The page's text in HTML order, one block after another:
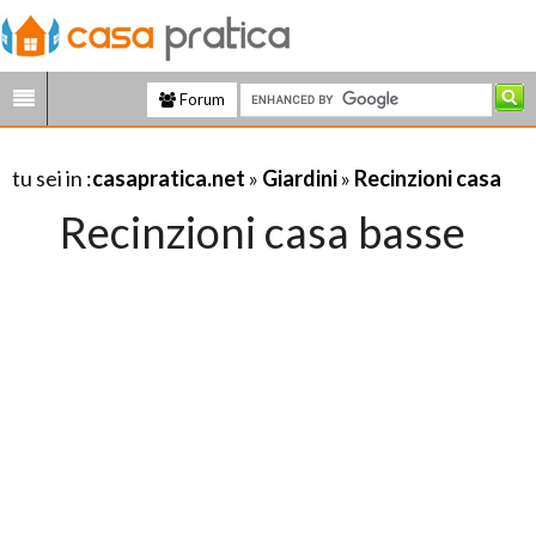
Forum
tu sei in :casapratica.net » Giardini» Recinzioni casa
Recinzioni casa basse